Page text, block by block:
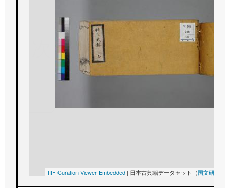
IIIF Curation Viewer Embedded | 日本古典籍データセット（国文研